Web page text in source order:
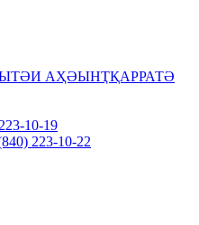
АҲӘЫНҬҚАРРАТӘ
10-19
223-10-22